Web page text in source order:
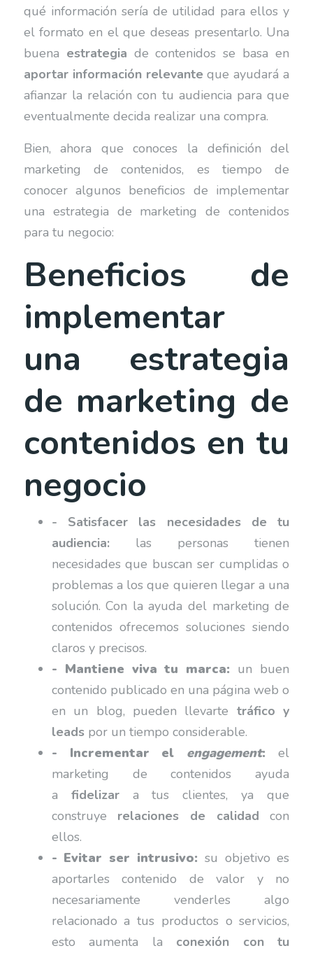
qué información sería de utilidad para ellos y
el formato en el que deseas presentarlo. Una
buena estrategia de contenidos se basa en
aportar información relevante que ayudará a
afianzar la relación con tu audiencia para que
eventualmente decida realizar una compra.
Bien, ahora que conoces la definición del
marketing de contenidos, es tiempo de
conocer algunos beneficios de implementar
una estrategia de marketing de contenidos
para tu negocio:
Beneficios de
implementar
una estrategia
de marketing de
contenidos en tu
negocio
- Satisfacer las necesidades de tu
audiencia:las personas tienen
necesidades que buscan ser cumplidas o
problemas a los que quieren llegar a una
solución. Con la ayuda del marketing de
contenidos ofrecemos soluciones siendo
claros y precisos.
- Mantiene viva tu marca: un buen
contenido publicado en una página web o
en un blog, pueden llevarte tráfico y
leads por un tiempo considerable.
- Incrementar el engagement:
el
marketing de contenidos ayuda
a fidelizar a tus clientes, ya que
construye relaciones de calidadcon
ellos.
- Evitar ser intrusivo: su objetivo es
aportarles contenido de valor y no
necesariamente venderles algo
relacionado a tus productos o servicios,
esto aumenta la conexión con tu